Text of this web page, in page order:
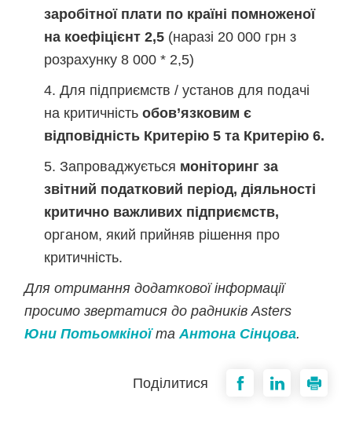
заробітної плати по країні помноженої
на коефіцієнт 2,5 (наразі 20 000 грн з
розрахунку 8 000 * 2,5)
Для підприємств / установ для подачі
на критичністьобов’язковим є
відповідність Критерію 5 та Критерію 6.
Запроваджується моніторинг за
звітний податковий період, діяльності
критично важливих підприємств,
органом, який прийняв рішення про
критичність.
Для отримання додаткової інформації
просимо звертатися до радників Asters
Юни ПотьомкіноїтаАнтона Сінцова.
Поділитися